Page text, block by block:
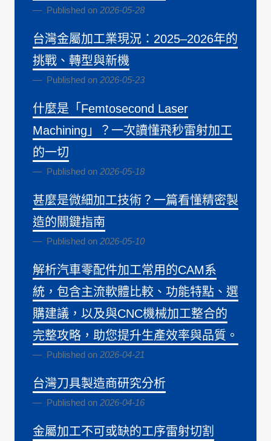
Published on 2026-05-28
台灣金屬加工業現況：2025–2026年的
挑戰、轉型與新機
Published on 2026-05-23
什麼是「Femtosecond Laser
Machining」？一次讀懂飛秒雷射加工
的一切
Published on 2026-05-18
甚麼是微細加工技術？一篇看懂精密製
造的關鍵指南
Published on 2026-05-10
解析汽車零配件加工常用的CAM系
統，包含主流軟體比較、功能特點、選
購建議，以及與CNC機械加工整合的
完整攻略，助您提升生產效率與品質。
Published on 2026-04-21
台灣刀具製造商研究分析
Published on 2026-04-16
金屬加工不可或缺的工序雷射切割